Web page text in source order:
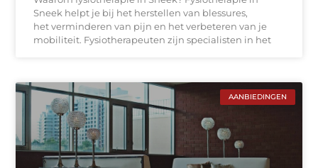
Sneek helpt je bij het herstellen van blessures,
het verminderen van pijn en het verbeteren van je
mobiliteit. Fysiotherapeuten zijn specialisten in het
AANBIEDINGEN